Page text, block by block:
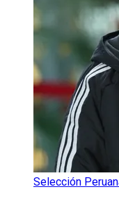
Selección